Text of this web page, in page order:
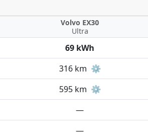
Volvo EX30
Ultra
69 kWh
316 km ⚙️
595 km ⚙️
—
—